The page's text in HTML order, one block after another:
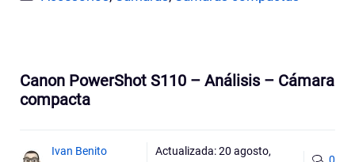
Canon PowerShot S110 – Análisis – Cámara
compacta
Ivan Benito
Actualizada:20 agosto,